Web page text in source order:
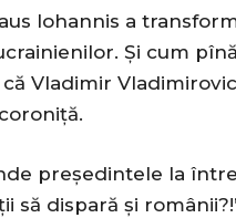
Iohannis a
Și cum
Vladimir
președintele la
să dispară și